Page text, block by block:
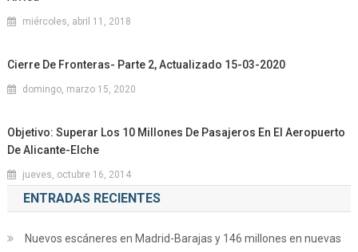
miércoles, abril 11, 2018
Cierre De Fronteras- Parte 2, Actualizado 15-03-2020
domingo, marzo 15, 2020
Objetivo: Superar Los 10 Millones De Pasajeros En El Aeropuerto
De Alicante-Elche
jueves, octubre 16, 2014
ENTRADAS RECIENTES
Nuevos escáneres en Madrid-Barajas y 146 millones en nuevas